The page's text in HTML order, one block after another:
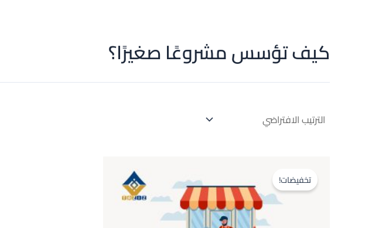
كيف تؤسس مشروعًا صغيرًا؟
تخفيضات! هو:
$600.00.
هو:
$500.00.